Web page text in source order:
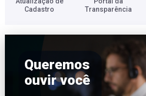
Cadastro​
Transparência​
Queremos
ouvir você